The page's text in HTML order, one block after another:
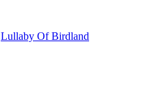
Lullaby Of Birdland